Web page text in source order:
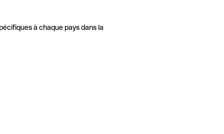
à chaque pays dans la